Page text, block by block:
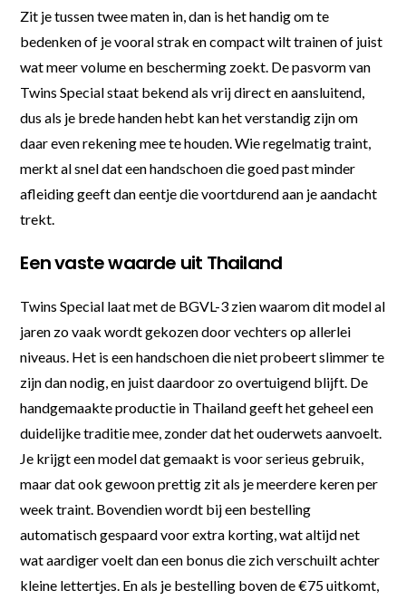
Zit je tussen twee maten in, dan is het handig om te
bedenken of je vooral strak en compact wilt trainen of juist
wat meer volume en bescherming zoekt. De pasvorm van
Twins Special staat bekend als vrij direct en aansluitend,
dus als je brede handen hebt kan het verstandig zijn om
daar even rekening mee te houden. Wie regelmatig traint,
merkt al snel dat een handschoen die goed past minder
afleiding geeft dan eentje die voortdurend aan je aandacht
trekt.
Een vaste waarde uit Thailand
Twins Special laat met de BGVL-3 zien waarom dit model al
jaren zo vaak wordt gekozen door vechters op allerlei
niveaus. Het is een handschoen die niet probeert slimmer te
zijn dan nodig, en juist daardoor zo overtuigend blijft. De
handgemaakte productie in Thailand geeft het geheel een
duidelijke traditie mee, zonder dat het ouderwets aanvoelt.
Je krijgt een model dat gemaakt is voor serieus gebruik,
maar dat ook gewoon prettig zit als je meerdere keren per
week traint. Bovendien wordt bij een bestelling
automatisch gespaard voor extra korting, wat altijd net
wat aardiger voelt dan een bonus die zich verschuilt achter
kleine lettertjes. En als je bestelling boven de €75 uitkomt,